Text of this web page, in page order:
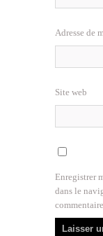
Adresse de
Site web
Enregistrer
dans le
commentaire.